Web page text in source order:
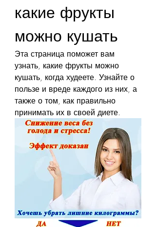
какие фрукты
можно кушать
Эта страница поможет вам
узнать, какие фрукты можно
кушать, когда худеете. Узнайте о
пользе и вреде каждого из них, а
также о том, как правильно
принимать их в своей диете.